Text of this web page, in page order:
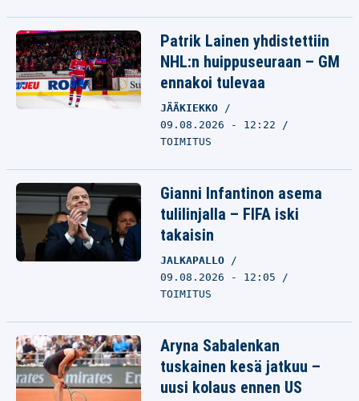
Patrik Lainen yhdistettiin
NHL:n huippuseuraan – GM
ennakoi tulevaa
JÄÄKIEKKO
09.08.2026 - 12:22
TOIMITUS
Gianni Infantinon asema
tulilinjalla – FIFA iski
takaisin
JALKAPALLO
09.08.2026 - 12:05
TOIMITUS
Aryna Sabalenkan
tuskainen kesä jatkuu –
uusi kolaus ennen US